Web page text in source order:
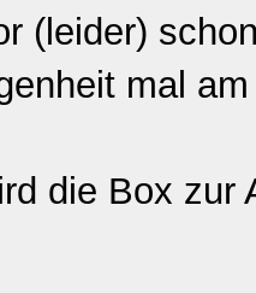
(leider)
mal
die Box zur